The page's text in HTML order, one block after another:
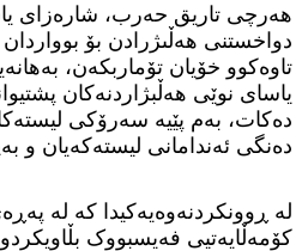
هەرچی تاریق حەرب، شارەزای
دواخستنی هەڵىژرادن بۆ بوواردان
تاوەکوو خۆیان تۆماربکەن،
یاسای نوێی هەڵبژاردنەکان
دەکات، بەم پێیە سەرۆکی
دەنگی ئەندامانی لیستەکەیان و
لە ڕوونکردنەوەیەکیدا کە لە
کۆمەڵایەتیی فەیسبووک